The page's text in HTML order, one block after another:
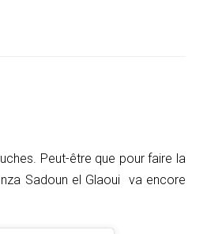
Peut-être que pour faire la
Sadoun el Glaoui va encore